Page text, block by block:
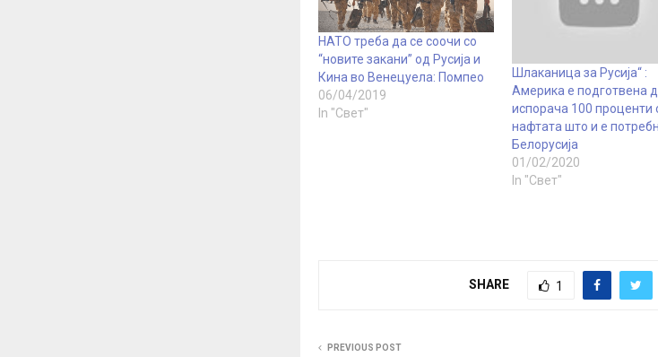
НАТО треба да се соочи со
“новите закани” од Русија и
Кина во Венецуела: Помпео
06/04/2019
In "Свет"
Шлаканица за Русија“ :
Америка е подготвена
испорача 100 проценти
нафтата што и е
Белорусија
01/02/2020
In "Свет"
SHARE 1
PREVIOUS POST